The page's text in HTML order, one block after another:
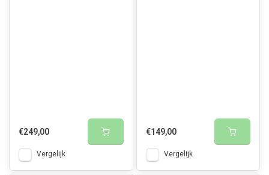
€249,00
Vergelijk
€149,00
Vergelijk